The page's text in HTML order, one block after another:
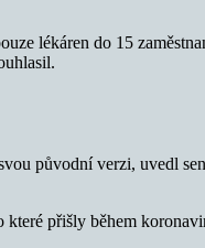
lékáren do 15
původní verzi, uvedl
přišly během